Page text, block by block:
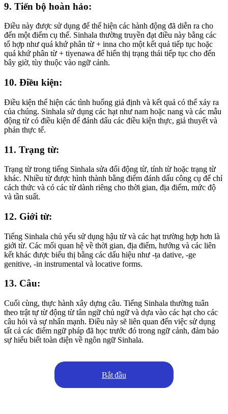
9. Tiến bộ hoàn hảo:
Điều này được sử dụng để thể hiện các hành động đã diễn ra cho
đến một điểm cụ thể. Sinhala thường truyền đạt điều này bằng các
tổ hợp như quá khứ phân từ + inna cho một kết quả tiếp tục hoặc
quá khứ phân từ + tiyenawa để hiển thị trạng thái tiếp tục cho đến
bây giờ, tùy thuộc vào ngữ cảnh.
10. Điều kiện:
Điều kiện thể hiện các tình huống giả định và kết quả có thể xảy ra
của chúng. Sinhala sử dụng các hạt như nam hoặc nang và các mẫu
động từ có điều kiện để đánh dấu các điều kiện thực, giả thuyết và
phản thực tế.
11. Trạng từ:
Trạng từ trong tiếng Sinhala sửa đổi động từ, tính từ hoặc trạng từ
khác. Nhiều từ được hình thành bằng điểm đánh dấu công cụ để chỉ
cách thức và có các từ dành riêng cho thời gian, địa điểm, mức độ
và tần suất.
12. Giới từ:
Tiếng Sinhala chủ yếu sử dụng hậu từ và các hạt trường hợp hơn là
giới từ. Các mối quan hệ về thời gian, địa điểm, hướng và các liên
kết khác được biểu thị bằng các dấu hiệu như -ṭa dative, -ge
genitive, -in instrumental và locative forms.
13. Câu:
Cuối cùng, thực hành xây dựng câu. Tiếng Sinhala thường tuân
theo trật tự từ động từ tân ngữ chủ ngữ và dựa vào các hạt cho các
câu hỏi và sự nhấn mạnh. Điều này sẽ liên quan đến việc sử dụng
tất cả các điểm ngữ pháp đã học trước đó trong ngữ cảnh, đảm bảo
sự hiểu biết toàn diện về ngôn ngữ Sinhala.
Bắt đầu